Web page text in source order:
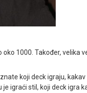
1000. Također, velika
koji deck igraju,
igraći stil, koji deck igra